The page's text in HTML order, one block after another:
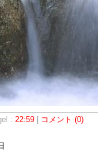
: 22:59| コメント (0)